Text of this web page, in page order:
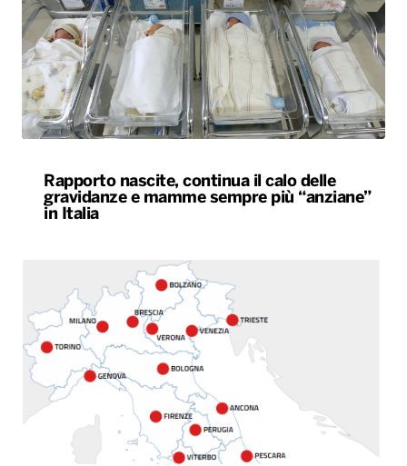
Rapporto nascite, continua il calo delle
gravidanze e mamme sempre più “anziane”
in Italia